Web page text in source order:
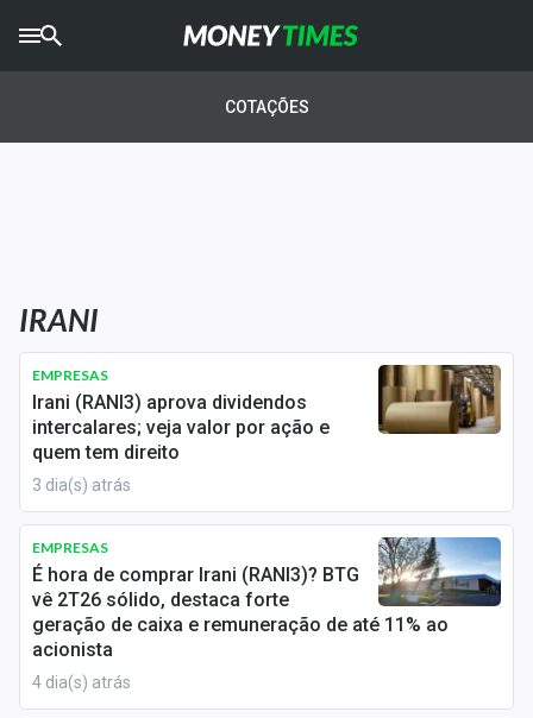
AGROTIMES
Newsletters
Money Trader
Anuncie
Últimas Notícias
Newsletters
Cotações
Comprar ou vender?
Carteiras Recomendadas
COTAÇÕES
IRANI
EMPRESAS
Irani (RANI3) aprova dividendos
intercalares; veja valor por ação e
quem tem direito
3 dia(s) atrás
EMPRESAS
É hora de comprar Irani (RANI3)? BTG
vê 2T26 sólido, destaca forte
geração de caixa e remuneração de até 11% ao
acionista
4 dia(s) atrás